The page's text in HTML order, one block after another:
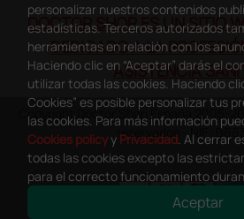
DOCTOR SHOP ES UN SITIO
DEDICADO A LA
ASISTENCIA
Copyright Doctor Shop España 2005-
reservados - NIF.:
personalizar nuestros contenidos
estadísticas. Terceros autorizados
herramientas en relación con los
Haciendo clic en “Aceptar” darás el
utilizar todas las cookies. Haciendo
Cookies” es posible personalizar tus
las cookies. Para más información
Cookies policyy Privacidad. Al cerrar
todas las cookies excepto las
para el correcto funcionamiento
Aceptar